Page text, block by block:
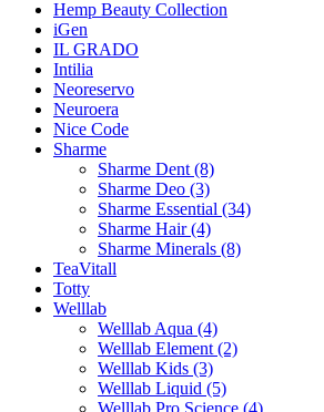
Hemp Beauty Collection
iGen
IL GRADO
Intilia
Neoreservo
Neuroera
Nice Code
Sharme
Sharme Dent (8)
Sharme Deo (3)
Sharme Essential (34)
Sharme Hair (4)
Sharme Minerals (8)
TeaVitall
Totty
Welllab
Welllab Aqua (4)
Welllab Element (2)
Welllab Kids (3)
Welllab Liquid (5)
Welllab Pro Science (4)